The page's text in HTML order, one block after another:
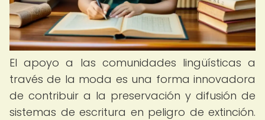
El apoyo a las comunidades lingüísticas a
través de la moda es una forma innovadora
de contribuir a la preservación y difusión de
sistemas de escritura en peligro de extinción.